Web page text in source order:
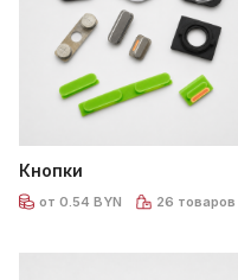
Кнопки
от 0.54 BYN 26 товаров